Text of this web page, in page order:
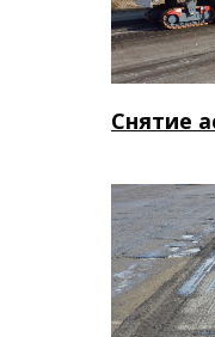
Снятие